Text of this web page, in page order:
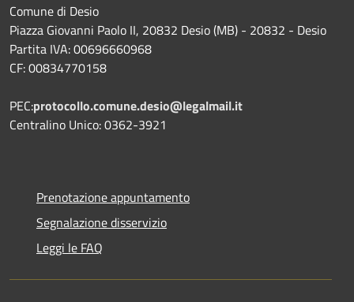
Comune di Desio
Piazza Giovanni Paolo II, 20832 Desio (MB) - 20832 - Desio
Partita IVA: 00696660968
CF: 00834770158
PEC:protocollo.comune.desio@legalmail.it
Centralino Unico: 0362-3921
Prenotazione appuntamento
Segnalazione disservizio
Leggi le FAQ